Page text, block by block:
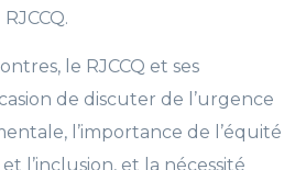
le RJCCQ et ses
de discuter de l’urgence
l’importance de l’équité
l’inclusion, et la nécessité